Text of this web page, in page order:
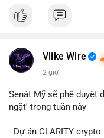
Vlike Wire
2 giờ
Senát Mỹ sẽ phê duyệt
ngặt' trong tuần này
- Dự án CLARITY